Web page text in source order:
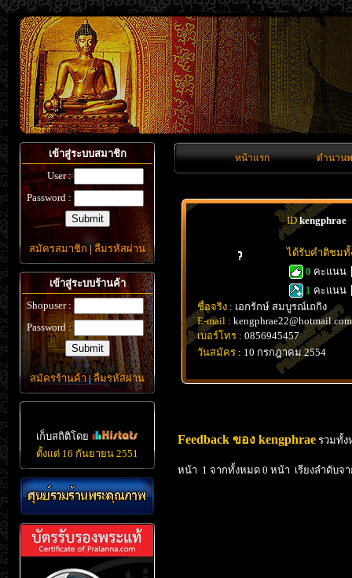
เข้าสู่ระบบสมาชิก
User :
Password :
สมัครสมาชิก|ลืมรหัสผ่าน
เข้าสู่ระบบร้านค้า
Shopuser :
Password :
สมัครร้านค้า|ลืมรหัสผ่าน
เก็บสถิติโดย
ตั้งแต่ 16 กันยายน 2551
หน้าแรก ตำนาน
ID kengphrae
ได้รับคำติชม
0 คะแนน
1 คะแนน
ชื่อจริง : เอกรักษ์ สมบูรณ์เถกิง
E-mail : kengphrae22@hotmail.com
เบอร์โทร : 0856945457
วันสมัคร : 10 กรกฎาคม 2554
Feedback ของ kengphrae รวมทั้ง
หน้า 1 จากทั้งหมด 0 หน้า เรียงลำดับจา